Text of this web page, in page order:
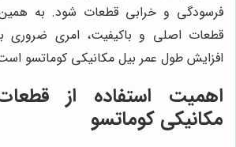
فرسودگی و خرابی قطعات شود. به
قطعات اصلی و باکیفیت، امری ضروری
افزایش طول عمر بیل مکانیکی کوماتسو
اهمیت استفاده از
مکانیکی کوماتسو